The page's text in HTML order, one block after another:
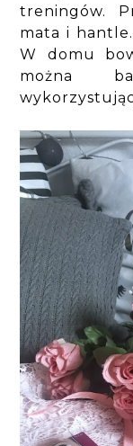
treningów.
mata i
W domu
można